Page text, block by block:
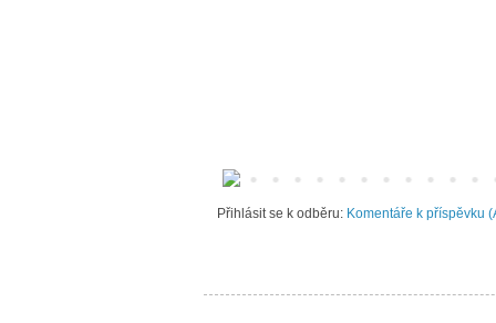
Přihlásit se k odběru: Komentáře k příspěvku